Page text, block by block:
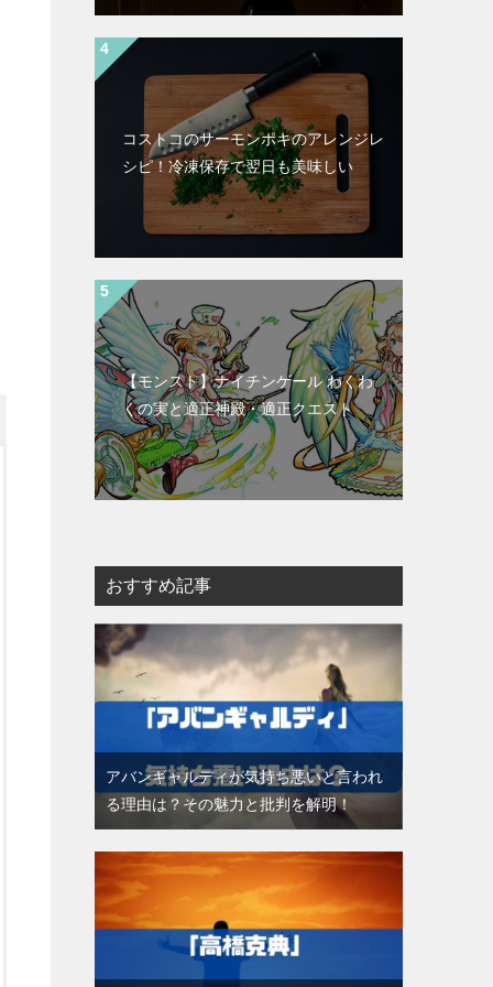
コストコのサーモンポキのアレンジレ
シピ！冷凍保存で翌日も美味しい
【モンスト】ナイチンゲール わくわ
くの実と適正神殿・適正クエスト
おすすめ記事
アバンギャルディが気持ち悪いと言われ
る理由は？その魅力と批判を解明！